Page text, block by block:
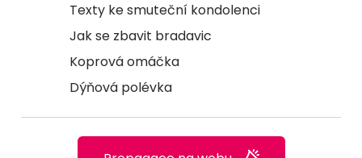
Texty ke smuteční kondolenci
Jak se zbavit bradavic
Koprová omáčka
Dýňová polévka